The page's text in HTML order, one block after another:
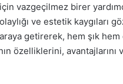
vazgeçilmez birer
ve estetik kaygıları
getirerek, hem şık
özelliklerini,